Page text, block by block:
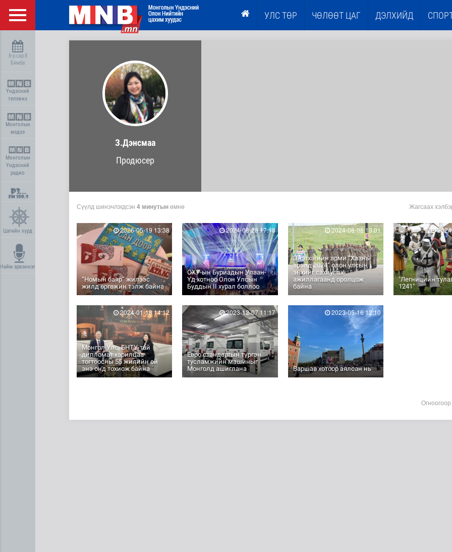
УЛС ТӨР ЧӨЛӨӨТ ЦАГ ДЭЛХИЙД
8-р сар 8
Бямба
Үндэсний
телевиз
Монголын
мэдээ
Монголын
Үндэсний
радио
Цагийн хүрд
Найм арваннэг
З.Дэнсмаа
Продюсер
Сүүлд шинэчлэгдсэн 4 минутынөмнө Жагсаах
“Номын баяр” жилээс
жилд өргөжин тэлж байна
2026-05-19 13:38
ОХУ-ын Буриадын Улаан-
Үд хотноо Олон Улсын
Буддын II хурал боллоо
2024-08-28 17:18
Энэтхэгийн арми “Хааны
эрэлд 2024” олон улсын
энхийг сахиулах
ажиллагаанд оролцож
байна
2024-08-08 13:01
"Легницийн
1241"
Монгол Улс, БНТУ-тай
дипломат харилцаа
тогтоосны 55 жилийн ой
энэ онд тохиож байна
2024-01-18 14:12
Евро стандартын түргэн
тусламжийн машиныг
Монголд ашиглана
2023-12-07 11:17
Варшав хотоор аялсан нь
2023-05-16 12:10